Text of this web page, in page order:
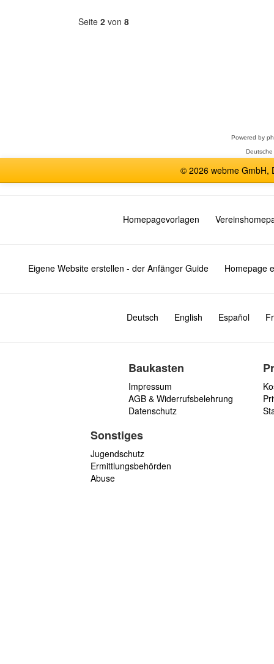
Seite 2 von 8
Powered by
© 2026 webme GmbH,
Homepagevorlagen
Eigene Website erstellen - der Anfänger Guide Homepage
Deutsch English Español
Baukasten
Impressum
AGB & Widerrufsbelehrung
Datenschutz
Sonstiges
Jugendschutz
Ermittlungsbehörden
Abuse